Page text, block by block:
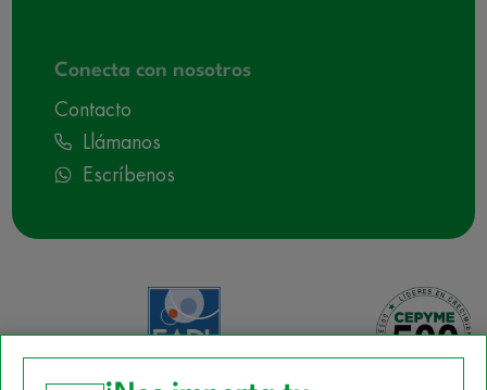
Conecta con nosotros
Contacto
Llámanos
Escríbenos